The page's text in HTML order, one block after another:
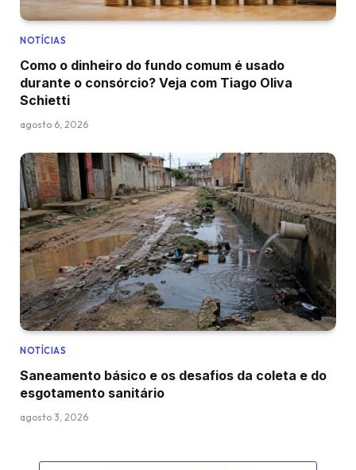
NOTÍCIAS
Como o dinheiro do fundo comum é usado
durante o consórcio? Veja com Tiago Oliva
Schietti
agosto 6, 2026
NOTÍCIAS
Saneamento básico e os desafios da coleta e do
esgotamento sanitário
agosto 3, 2026